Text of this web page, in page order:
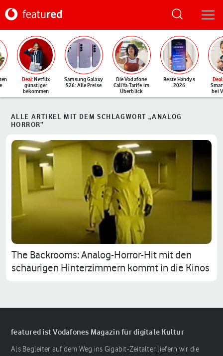
Deal: Netflix
günstiger
bekommen
Samsung Galaxy
S26: Alle Preise
Die Vodafone
CallYa-Tarife im
Überblick
Beste Handys
2026
Deal
bei
ALLE ARTIKEL MIT DEM SCHLAGWORT „ANALOG
HORROR“
The Backrooms: Analog-Horror-Hit mit den
schaurigen Hinterzimmern kommt in die Kinos
featured ist Vodafones Magazin für digitale Kultur
Als Begleiter auf dem Weg ins Gigabit-Zeitalter liefern wir die